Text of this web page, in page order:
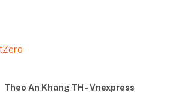
Theo An Khang TH - Vnexpress